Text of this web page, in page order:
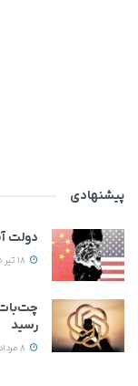
پیشنهادی
دولت
رسید